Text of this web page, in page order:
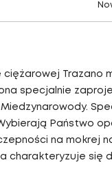
ciężarowej Trazano
specjalnie
Państwo
na mokrej
charakteryzuje się